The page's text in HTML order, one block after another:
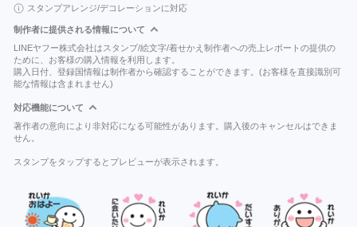
スタンプアレンジ/デコレーションに対応
制作者に提供される情報について
LINEヤフー株式会社はスタンプ/絵文字/着せかえ制作者への売上レポートの提供の
ために、お客様の購入情報を利用します。
購入日付、登録国情報は制作者から確認することができます。(お客様を直接識別可
能な情報は含まれません)
対応機能について
著作者の意向により非対応になる可能性があります。購入後のキャンセルはできま
せん。
スタンプをタップするとプレビューが表示されます。